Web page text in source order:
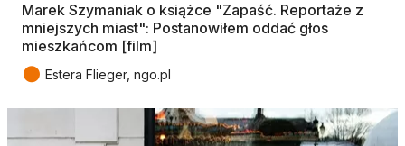
Marek Szymaniak o książce "Zapaść. Reportaże z
mniejszych miast": Postanowiłem oddać głos
mieszkańcom [film]
● Estera Flieger, ngo.pl